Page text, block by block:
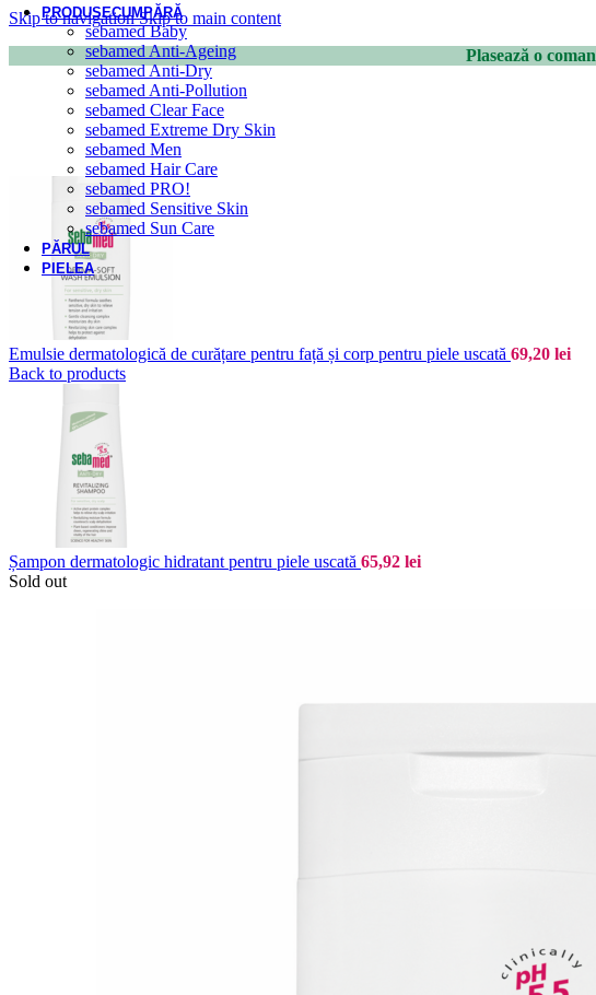
Skip to navigationSkip to main content
Plasează o
PRODUSECUMPĂRĂ
sebamed Baby
sebamed Anti-Ageing
sebamed Anti-Dry
sebamed Anti-Pollution
sebamed Clear Face
sebamed Extreme Dry Skin
sebamed Men
sebamed Hair Care
sebamed PRO!
sebamed Sensitive Skin
sebamed Sun Care
PĂRUL
PIELEA
Emulsie dermatologică de curățare pentru față și corp pentru piele uscată 69,20 lei
Back to products
Șampon dermatologic hidratant pentru piele uscată 65,92 lei
Sold out